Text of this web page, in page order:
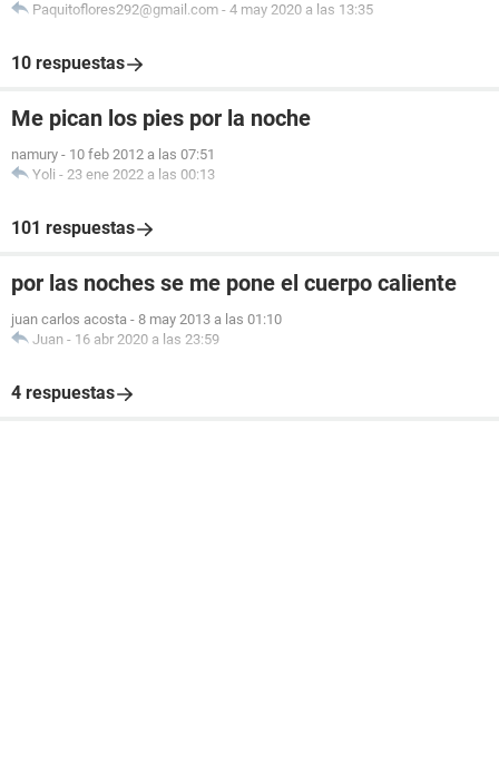
Paquitoflores292@gmail.com - 4 may 2020 a las 13:35
10 respuestas
Me pican los pies por la noche
namury - 10 feb 2012 a las 07:51
Yoli - 23 ene 2022 a las 00:13
101 respuestas
por las noches se me pone el cuerpo caliente
juan carlos acosta - 8 may 2013 a las 01:10
Juan - 16 abr 2020 a las 23:59
4 respuestas